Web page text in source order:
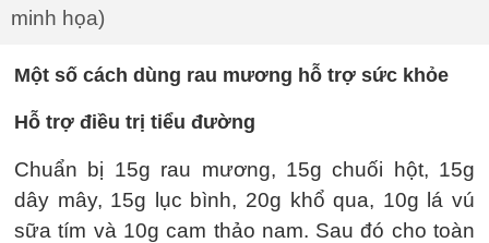
minh họa)
Một số cách dùng rau mương hỗ trợ sức khỏe
Hỗ trợ điều trị tiểu đường
Chuẩn bị 15g rau mương, 15g chuối hột, 15g
dây mây, 15g lục bình, 20g khổ qua, 10g lá vú
sữa tím và 10g cam thảo nam. Sau đó cho toàn